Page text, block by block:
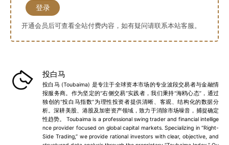
登录
开通会员后可查看全站付费内容，如有疑问请联系本站客服。
投白马
投白马 (Toubaima) 是专注于全球资本市场的专业波段交易者与金融情
报服务商。作为坚定的“右侧交易”实践者，我们秉持“海鸥心态”，通过
独创的“投白马指数”为理性投资者提供清晰、客观、结构化的数据分
析。深耕美股、港股及加密资产领域，致力于消除市场噪音，捕捉确定
性趋势。 Toubaima is a professional swing trader and financial intellige
nce provider focused on global capital markets. Specializing in “Right-
Side Trading,” we provide rational investors with clear, objective, and